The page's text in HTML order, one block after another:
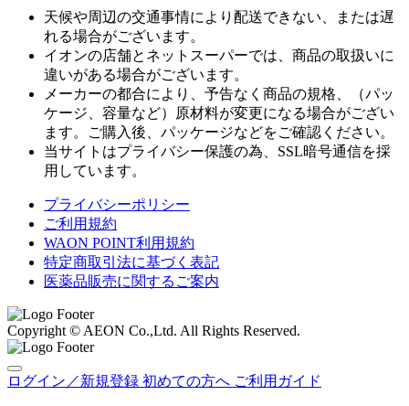
天候や周辺の交通事情により配送できない、または遅
れる場合がございます。
イオンの店舗とネットスーパーでは、商品の取扱いに
違いがある場合がございます。
メーカーの都合により、予告なく商品の規格、（パッ
ケージ、容量など）原材料が変更になる場合がござい
ます。ご購入後、パッケージなどをご確認ください。
当サイトはプライバシー保護の為、SSL暗号通信を採
用しています。
プライバシーポリシー
ご利用規約
WAON POINT利用規約
特定商取引法に基づく表記
医薬品販売に関するご案内
Copyright © AEON Co.,Ltd. All Rights Reserved.
ログイン／新規登録 初めての方へ ご利用ガイド